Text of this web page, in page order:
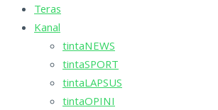
Teras
Kanal
tintaNEWS
tintaSPORT
tintaLAPSUS
tintaOPINI